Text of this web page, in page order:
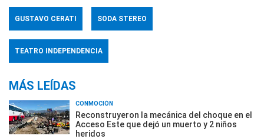
GUSTAVO CERATI SODA STEREO
TEATRO INDEPENDENCIA
MÁS LEÍDAS
CONMOCIÓN
Reconstruyeron la mecánica del choque en el
Acceso Este que dejó un muerto y 2 niños
heridos